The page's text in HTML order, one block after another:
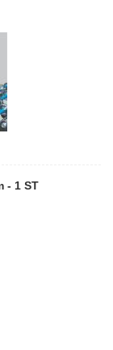
- 1 ST